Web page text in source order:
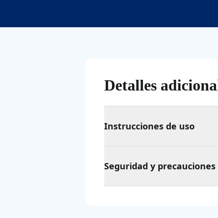
Detalles
Instrucciones de uso
Seguridad y precauciones